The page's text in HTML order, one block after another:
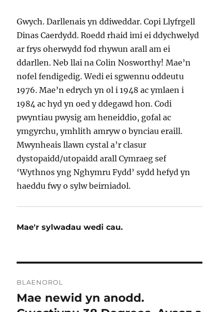
Gwych. Darllenais yn ddiweddar. Copi Llyfrgell
Dinas Caerdydd. Roedd rhaid imi ei ddychwelyd
ar frys oherwydd fod rhywun arall am ei
ddarllen. Neb llai na Colin Nosworthy! Mae’n
nofel fendigedig. Wedi ei sgwennu oddeutu
1976. Mae’n edrych yn ol i 1948 ac ymlaen i
1984 ac hyd yn oed y ddegawd hon. Codi
pwyntiau pwysig am heneiddio, gofal ac
ymgyrchu, ymhlith amryw o bynciau eraill.
Mwynheais llawn cystal a’r clasur
dystopaidd/utopaidd arall Cymraeg sef
‘Wythnos yng Nghymru Fydd’ sydd hefyd yn
haeddu fwy o sylw beirniadol.
Mae'r sylwadau wedi cau.
cofnod
BLAENOROL
Cofnod
Mae newid yn anodd.